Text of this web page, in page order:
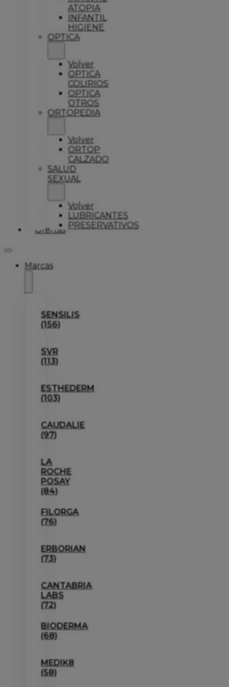
ATOPIA
INFANTIL
HIGIENE
OPTICA
Volver
OPTICA
COLIRIOS
OPTICA
OTROS
ORTOPEDIA
Volver
ORTOP
CALZADO
SALUD
SEXUAL
Volver
LUBRICANTES
PRESERVATIVOS
Ofertas
Marcas
SENSILIS
(156)
SVR
(113)
ESTHEDERM
(103)
CAUDALIE
(97)
LA
ROCHE
POSAY
(84)
FILORGA
(76)
ERBORIAN
(73)
CANTABRIA
LABS
(72)
BIODERMA
(68)
MEDIK8
(58)